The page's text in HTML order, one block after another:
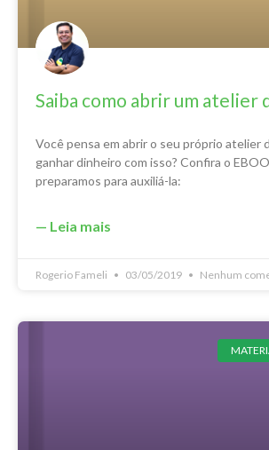
Saiba como abrir um atelier
Você pensa em abrir o seu próprio atelier
ganhar dinheiro com isso? Confira o
preparamos para auxiliá-la:
— Leia mais
Rogerio Fameli 03/05/2019 Nenhum